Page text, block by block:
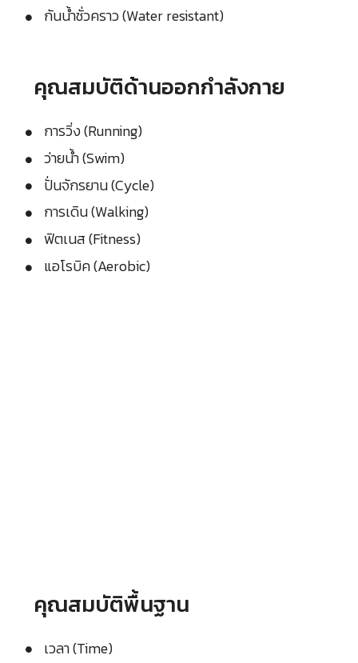
กันน้ำชั่วคราว (Water resistant)
คุณสมบัติด้านออกกำลังกาย
การวิ่ง (Running)
ว่ายน้ำ (Swim)
ปั่นจักรยาน (Cycle)
การเดิน (Walking)
ฟิตเนส (Fitness)
แอโรบิค (Aerobic)
คุณสมบัติพื้นฐาน
เวลา (Time)